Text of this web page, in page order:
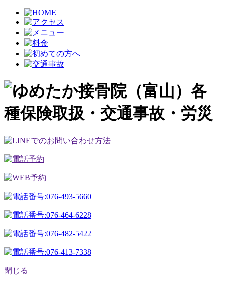
閉じる